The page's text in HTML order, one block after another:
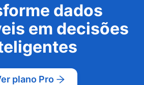
dados
em decisões
plano Pro